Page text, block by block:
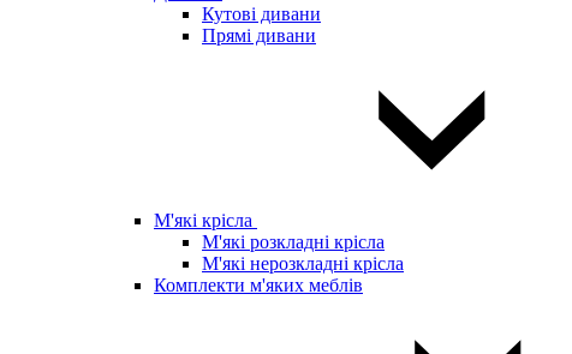
Кутові дивани
Прямі дивани
М'які крісла
М'які розкладні крісла
М'які нерозкладні крісла
Комплекти м'яких меблів